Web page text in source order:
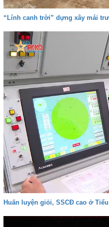
“Lính canh trời” dựng xây mái
Huấn luyện giỏi, SSCĐ cao ở